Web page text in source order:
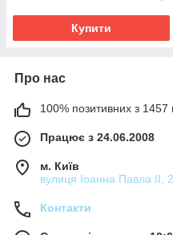
Купити
Про нас
100% позитивних з 1457
Працює з 24.06.2008
м. Київ
вулиця Іоанна Павла ІІ,
Контакти